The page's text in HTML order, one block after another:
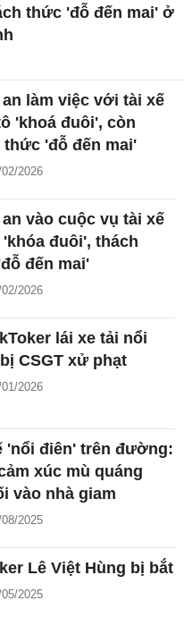
thức 'đỗ đến mai' ở
làm việc với tài xế
'khoá đuôi', còn
thức 'đỗ đến mai'
2026
vào cuộc vụ tài xế
'khóa đuôi', thách
đến mai'
2026
lái xe tải nổi
CSGT xử phạt
2026
'nổi điên' trên đường:
xúc mù quáng
vào nhà giam
2025
Lê Việt Hùng bị bắt
2025